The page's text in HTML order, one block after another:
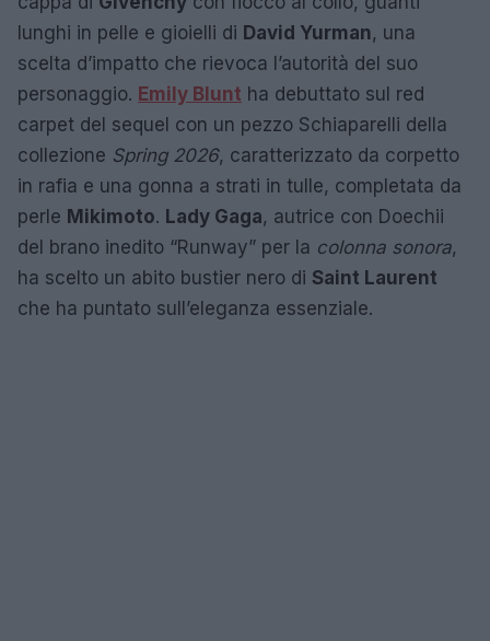
lunghi in pelle e gioielli di David Yurman, una
scelta d’impatto che rievoca l’autorità del suo
personaggio. Emily Blunt ha debuttato sul red
carpet del sequel con un pezzo Schiaparelli della
collezione Spring 2026, caratterizzato da corpetto
in rafia e una gonna a strati in tulle, completata da
perle Mikimoto. Lady Gaga, autrice con Doechii
del brano inedito “Runway” per la colonna sonora,
ha scelto un abito bustier nero di Saint Laurent
che ha puntato sull’eleganza essenziale.